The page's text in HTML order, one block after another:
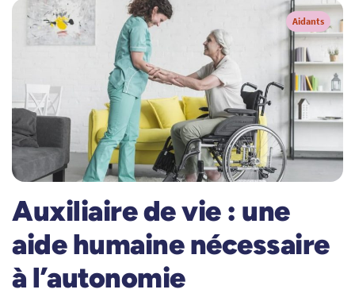
Auxiliaire de vie : une
aide humaine nécessaire
à l’autonomie
Aidants